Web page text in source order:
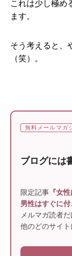
これは少し極め
ます。
そう考えると、
（笑）。
無料メールマガ
ブログには
限定記事 『女
男性はすぐに付
メルマガ読者
他のどのサイト